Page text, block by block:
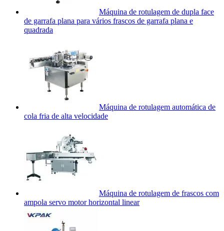
Máquina de rotulagem de dupla face
de garrafa plana para vários frascos de garrafa plana e
quadrada
Máquina de rotulagem automática de
cola fria de alta velocidade
Máquina de rotulagem de frascos com
ampola servo motor horizontal linear